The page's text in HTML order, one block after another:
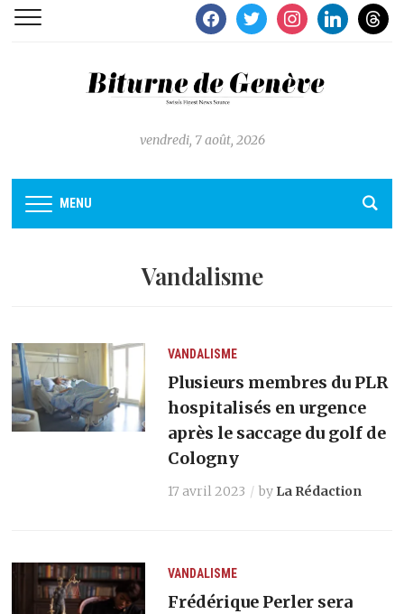
facebooktwitterinstagramlinkedinthreads
vendredi, 7 août, 2026
MENU
Vandalisme
VANDALISME
Plusieurs membres du PLR
hospitalisés en urgence
après le saccage du golf de
Cologny
17 avril 2023 by La Rédaction
VANDALISME
Frédérique Perler sera